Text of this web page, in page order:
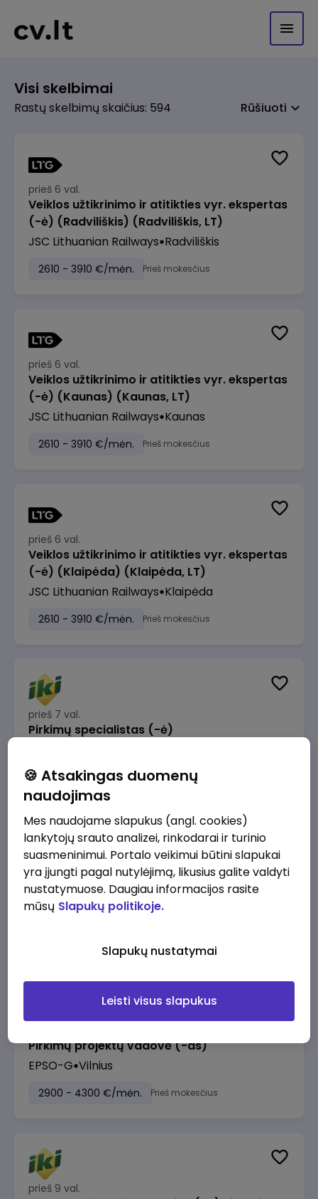
Visi skelbimai
Rastų skelbimų skaičius: 594 Rūšiuoti
prieš 6 val.
Veiklos užtikrinimo ir atitikties vyr. ekspertas
(-ė) (Radviliškis) (Radviliškis, LT)
JSC Lithuanian Railways Radviliškis
2610 - 3910 €/mėn. Prieš mokesčius
prieš 6 val.
Veiklos užtikrinimo ir atitikties vyr. ekspertas
(-ė) (Kaunas) (Kaunas, LT)
JSC Lithuanian Railways Kaunas
2610 - 3910 €/mėn. Prieš mokesčius
prieš 6 val.
Veiklos užtikrinimo ir atitikties vyr. ekspertas
(-ė) (Klaipėda) (Klaipėda, LT)
JSC Lithuanian Railways Klaipėda
2610 - 3910 €/mėn. Prieš mokesčius
prieš 7 val.
Pirkimų specialistas (-ė)
1600 - 1900 €/mėn. Prieš mokesčius
prieš 8 val.
IT sprendimų architektas (-ė) (Vilnius, LT)
JSC Lithuanian Railways
Pirkimų projektų vadovė (-as)
EPSO-G Vilnius
2900 - 4300 €/mėn. Prieš mokesčius
prieš 9 val.
🍪 Atsakingas duomenų
naudojimas
Mes naudojame slapukus (angl. cookies)
lankytojų srauto analizei, rinkodarai ir turinio
suasmeninimui. Portalo veikimui būtini slapukai
yra įjungti pagal nutylėjimą, likusius galite valdyti
nustatymuose. Daugiau informacijos rasite
mūsų Slapukų politikoje.
Slapukų nustatymai
Leisti visus slapukus